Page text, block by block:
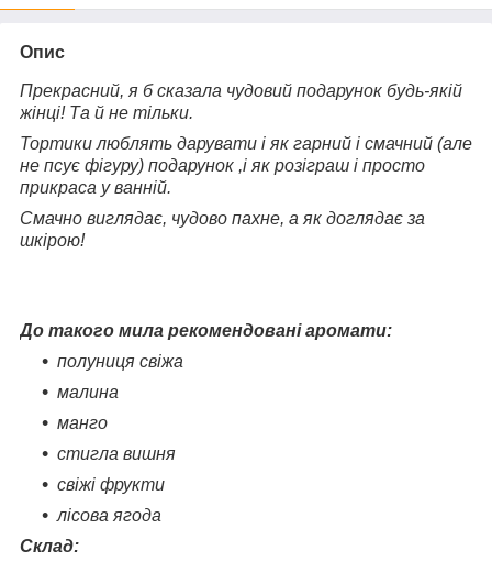
Опис
Прекрасний, я б сказала чудовий подарунок будь-якій
жінці! Та й не тільки.
Тортики люблять дарувати і як гарний і смачний (але
не псує фігуру) подарунок ,і як розіграш і просто
прикраса у ванній.
Смачно виглядає, чудово пахне, а як доглядає за
шкірою!
До такого мила рекомендовані аромати:
полуниця свіжа
малина
манго
стигла вишня
свіжі фрукти
лісова ягода
Склад: